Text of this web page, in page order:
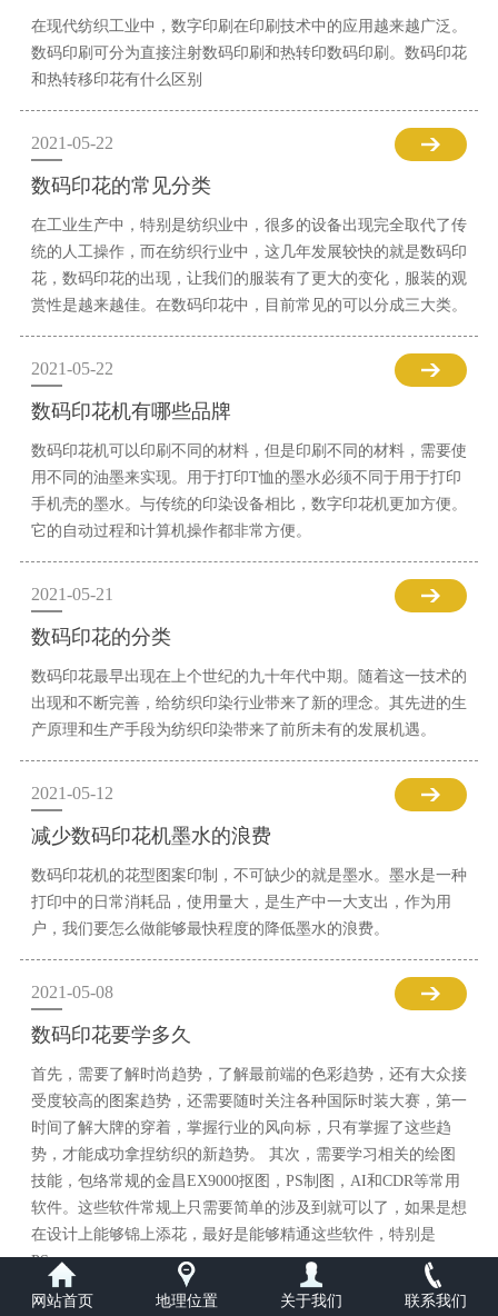
在现代纺织工业中，数字印刷在印刷技术中的应用越来越广泛。
数码印刷可分为直接注射数码印刷和热转印数码印刷。数码印花
和热转移印花有什么区别
2021-05-22
数码印花的常见分类
在工业生产中，特别是纺织业中，很多的设备出现完全取代了传
统的人工操作，而在纺织行业中，这几年发展较快的就是数码印
花，数码印花的出现，让我们的服装有了更大的变化，服装的观
赏性是越来越佳。在数码印花中，目前常见的可以分成三大类。
2021-05-22
数码印花机有哪些品牌
数码印花机可以印刷不同的材料，但是印刷不同的材料，需要使
用不同的油墨来实现。用于打印T恤的墨水必须不同于用于打印
手机壳的墨水。与传统的印染设备相比，数字印花机更加方便。
它的自动过程和计算机操作都非常方便。
2021-05-21
数码印花的分类
数码印花最早出现在上个世纪的九十年代中期。随着这一技术的
出现和不断完善，给纺织印染行业带来了新的理念。其先进的生
产原理和生产手段为纺织印染带来了前所未有的发展机遇。
2021-05-12
减少数码印花机墨水的浪费
数码印花机的花型图案印制，不可缺少的就是墨水。墨水是一种
打印中的日常消耗品，使用量大，是生产中一大支出，作为用
户，我们要怎么做能够最快程度的降低墨水的浪费。
2021-05-08
数码印花要学多久
首先，需要了解时尚趋势，了解最前端的色彩趋势，还有大众接
受度较高的图案趋势，还需要随时关注各种国际时装大赛，第一
时间了解大牌的穿着，掌握行业的风向标，只有掌握了这些趋
势，才能成功拿捏纺织的新趋势。 其次，需要学习相关的绘图
技能，包络常规的金昌EX9000抠图，PS制图，AI和CDR等常用
软件。这些软件常规上只需要简单的涉及到就可以了，如果是想
在设计上能够锦上添花，最好是能够精通这些软件，特别是
PS。
网站首页 地理位置 关于我们 联系我们